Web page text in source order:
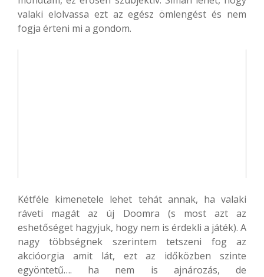
valaki elolvassa ezt az egész ömlengést és nem
fogja érteni mi a gondom.
Kétféle kimenetele lehet tehát annak, ha valaki
ráveti magát az új Doomra (s most azt az
eshetőséget hagyjuk, hogy nem is érdekli a játék). A
nagy többségnek szerintem tetszeni fog az
akcióorgia amit lát, ezt az időközben szinte
egyöntetű…. ha nem is ajnározás, de